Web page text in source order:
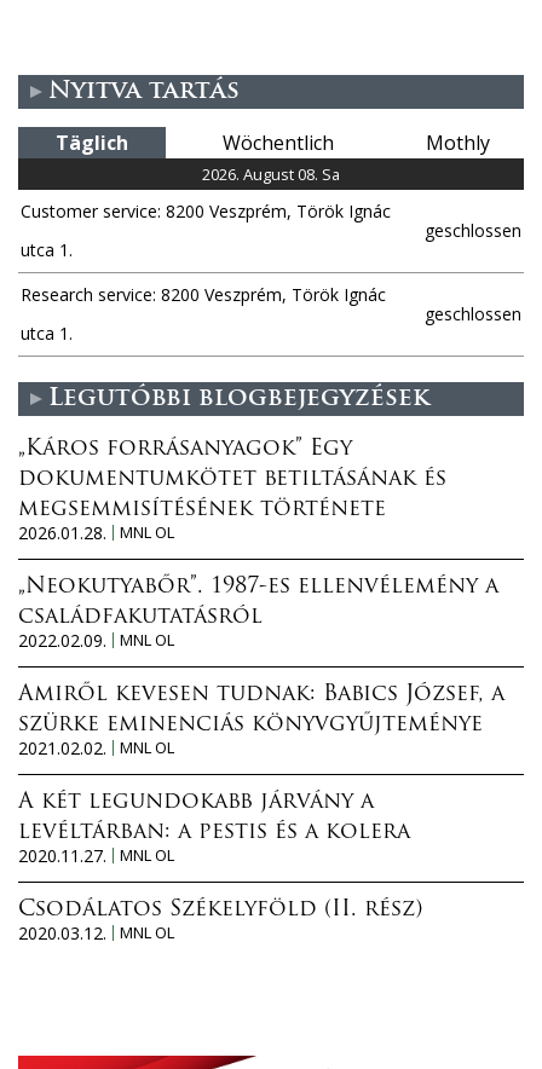
e
n
Nyitva tartás
Täglich Wöchentlich Mothly
2026. August 08. Sa
Customer service: 8200 Veszprém, Török Ignác
utca 1.
geschlossen
Research service: 8200 Veszprém, Török Ignác
utca 1.
geschlossen
Legutóbbi blogbejegyzések
„Káros forrásanyagok” Egy
dokumentumkötet betiltásának és
megsemmisítésének története
2026.01.28.
MNL OL
„Neokutyabőr”. 1987-es ellenvélemény a
családfakutatásról
2022.02.09.
MNL OL
Amiről kevesen tudnak: Babics József, a
szürke eminenciás könyvgyűjteménye
2021.02.02.
MNL OL
A két legundokabb járvány a
levéltárban: a pestis és a kolera
2020.11.27.
MNL OL
Csodálatos Székelyföld (II. rész)
2020.03.12.
MNL OL